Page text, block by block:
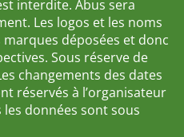
interdite. Abus sera
Les logos et les noms
déposées et donc
Sous réserve de
changements des dates
réservés à l’organisateur
données sont sous